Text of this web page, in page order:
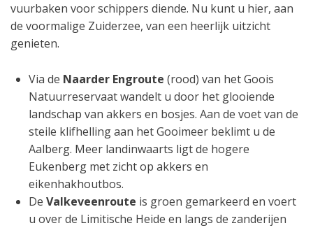
vuurbaken voor schippers diende. Nu kunt u hier, aan
de voormalige Zuiderzee, van een heerlijk uitzicht
genieten.
Via de Naarder Engroute (rood) van het Goois
Natuurreservaat wandelt u door het glooiende
landschap van akkers en bosjes. Aan de voet van de
steile klifhelling aan het Gooimeer beklimt u de
Aalberg. Meer landinwaarts ligt de hogere
Eukenberg met zicht op akkers en
eikenhakhoutbos.
De Valkeveenroute is groen gemarkeerd en voert
u over de Limitische Heide en langs de zanderijen